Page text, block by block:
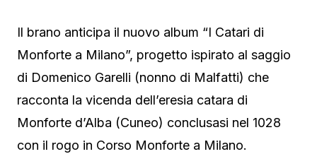
Il brano anticipa il nuovo album “I Catari di
Monforte a Milano”, progetto ispirato al saggio
di Domenico Garelli (nonno di Malfatti) che
racconta la vicenda dell’eresia catara di
Monforte d’Alba (Cuneo) conclusasi nel 1028
con il rogo in Corso Monforte a Milano.